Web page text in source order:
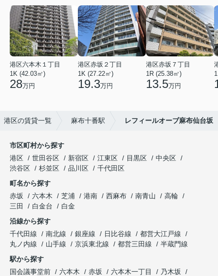
港区六本木１丁目
1K (42.03㎡)
28万円
港区赤坂２丁目
1K (27.22㎡)
19.3万円
港区赤坂７丁目
1R (25.38㎡)
13.5万円
港区の賃貸一覧 麻布十番駅 レフィールオーブ麻布仙台坂
市区町村から探す
港区
世田谷区 新宿区 江東区 目黒区
中央区
渋谷区
杉並区 品川区
千代田区
町名から探す
赤坂
六本木 芝浦 港南 西麻布 南青山
高輪
三田
白金台
白金
沿線から探す
千代田線
南北線 銀座線 日比谷線
都営大江戸線
丸ノ内線
山手線 京浜東北線 都営三田線
半蔵門線
駅から探す
国会議事堂前
六本木 赤坂 六本木一丁目
乃木坂